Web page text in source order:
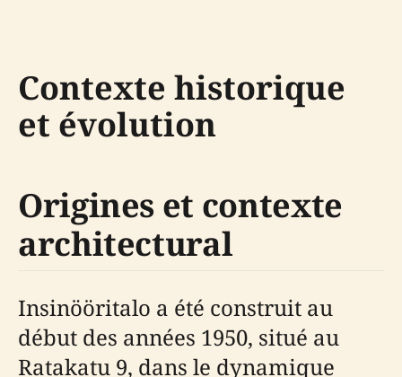
Contexte historique
et évolution
Origines et contexte
architectural
Insinööritalo a été construit au
début des années 1950, situé au
Ratakatu 9, dans le dynamique